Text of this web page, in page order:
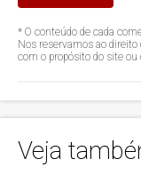
* O conteúdo de cada
Nos reservamos ao
com o propósito do site
Veja